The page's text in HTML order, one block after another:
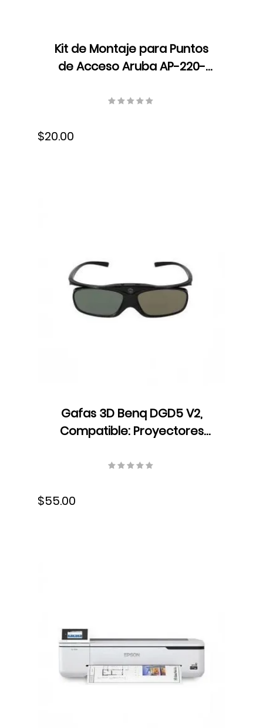
Kit de Montaje para Puntos
de Acceso Aruba AP-220-
AP214/AP215/AP224/AP225/AP228/
$20.00
Gafas 3D Benq DGD5 V2,
Compatible: Proyectores
3.7 V, 110mA, 5J.J9H25.002
$55.00